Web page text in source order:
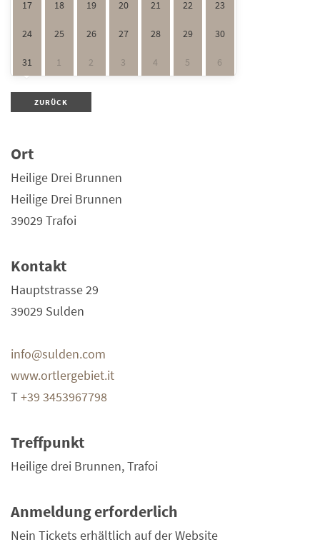
17 18 19 20 21 22 23
24 25 26 27 28 29 30
31 1 2 3 4 5 6
ZURÜCK
Ort
Heilige Drei Brunnen
Heilige Drei Brunnen
39029 Trafoi
Kontakt
Hauptstrasse 29
39029 Sulden
info@sulden.com
www.ortlergebiet.it
T+39 3453967798
Treffpunkt
Heilige drei Brunnen, Trafoi
Anmeldung erforderlich
Nein Tickets erhältlich auf der Website